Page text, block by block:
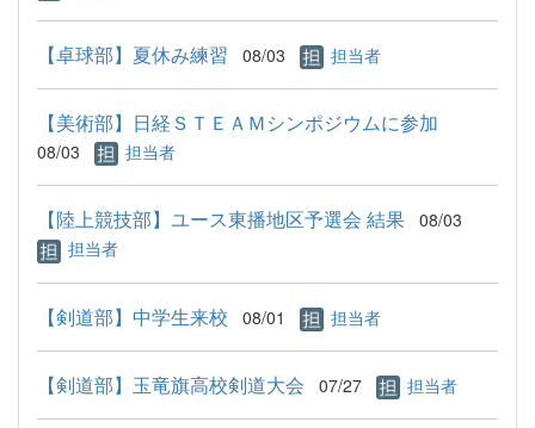
【卓球部】夏休み練習 08/03 担当者
【美術部】日経ＳＴＥＡＭシンポジウムに参加
08/03 担当者
【陸上競技部】ユース東播地区予選会 結果 08/03
担当者
【剣道部】中学生来校 08/01 担当者
【剣道部】玉竜旗高校剣道大会 07/27 担当者